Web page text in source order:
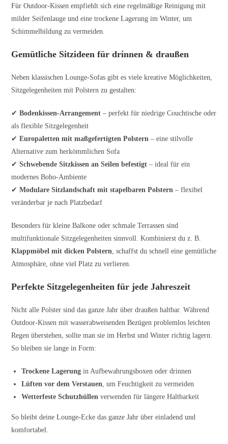
Für Outdoor-Kissen empfiehlt sich eine regelmäßige Reinigung mit
milder Seifenlauge und eine trockene Lagerung im Winter, um
Schimmelbildung zu vermeiden.
Gemütliche Sitzideen für drinnen & draußen
Neben klassischen Lounge-Sofas gibt es viele kreative Möglichkeiten,
Sitzgelegenheiten mit Polstern zu gestalten:
✔Bodenkissen-Arrangement – perfekt für niedrige Couchtische oder
als flexible Sitzgelegenheit
✔Europaletten mit maßgefertigten Polstern – eine stilvolle
Alternative zum herkömmlichen Sofa
✔Schwebende Sitzkissen an Seilen befestigt – ideal für ein
modernes Boho-Ambiente
✔Modulare Sitzlandschaft mit stapelbaren Polstern – flexibel
veränderbar je nach Platzbedarf
Besonders für kleine Balkone oder schmale Terrassen sind
multifunktionale Sitzgelegenheiten sinnvoll. Kombinierst du z. B.
Klappmöbel mit dicken Polstern, schaffst du schnell eine gemütliche
Atmosphäre, ohne viel Platz zu verlieren.
Perfekte Sitzgelegenheiten für jede Jahreszeit
Nicht alle Polster sind das ganze Jahr über draußen haltbar. Während
Outdoor-Kissen mit wasserabweisenden Bezügen problemlos leichten
Regen überstehen, sollte man sie im Herbst und Winter richtig lagern.
So bleiben sie lange in Form:
Trockene Lagerung in Aufbewahrungsboxen oder drinnen
Lüften vor dem Verstauen, um Feuchtigkeit zu vermeiden
Wetterfeste Schutzhüllen verwenden für längere Haltbarkeit
So bleibt deine Lounge-Ecke das ganze Jahr über einladend und
komfortabel.